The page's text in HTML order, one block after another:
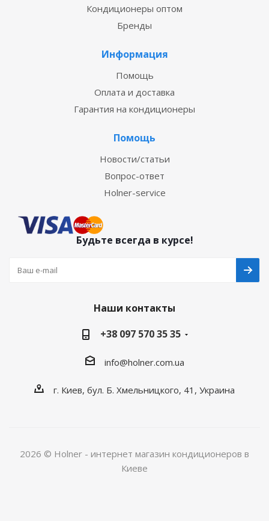
Кондиционеры оптом
Бренды
Информация
Помощь
Оплата и доставка
Гарантия на кондиционеры
Помощь
Новости/статьи
Вопрос-ответ
Holner-service
Будьте всегда в курсе!
Наши контакты
+38 097 570 35 35
info@holner.com.ua
г. Киев, бул. Б. Хмельницкого, 41, Украина
2026 © Holner - интернет магазин кондиционеров в
Киеве